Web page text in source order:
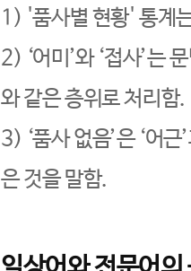
1) '품사별 현황' 통계
2) ‘어미’와 ‘접사’는
와 같은 층위로 처리함.
3) ‘품사 없음’은 ‘어
은 것을 말함.